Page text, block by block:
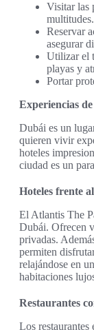
Visitar las
multitudes.
Reservar
asegurar
Utilizar el
playas y
Portar
Experiencias
Dubái es un
quieren vivir
hoteles
ciudad es un
Hoteles frente
El Atlantis The
Dubái. Ofrecen
privadas.
permiten
relajándose en
habitaciones
Restaurantes
Los restaurantes